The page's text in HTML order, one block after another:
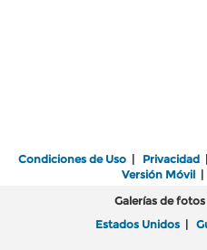
Condiciones de Uso | Privacidad
Versión Móvil|
Galerías de
Estados Unidos |